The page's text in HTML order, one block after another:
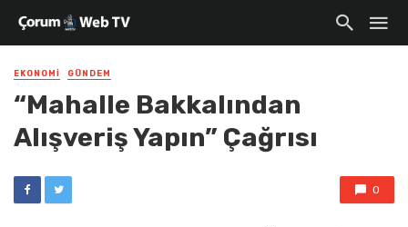
EKONOMI GÜNDEM
“Mahalle Bakkalından
Alışveriş Yapın” Çağrısı
0